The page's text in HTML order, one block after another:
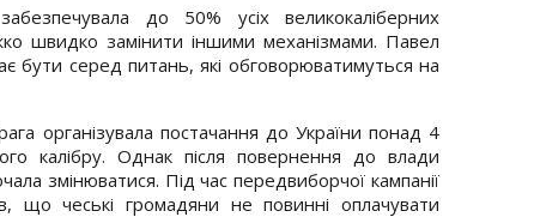
до 50% усіх великокаліберних
швидко замінити іншими механізмами. Павел
бути серед питань, які обговорюватимуться на
організувала постачання до України понад 4
калібру. Однак після повернення до влади
змінюватися. Під час передвиборчої кампанії
що чеські громадяни не повинні оплачувати